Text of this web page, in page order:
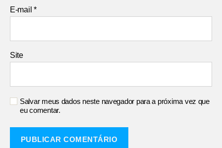
E-mail*
Site
Salvar meus dados neste navegador para a próxima vez que
eu comentar.